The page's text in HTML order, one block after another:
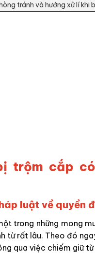
tránh và hướng xử lí khi
trộm cắp
luật về quyền
trong những mong
từ rất lâu. Theo đó
qua việc chiếm giữ